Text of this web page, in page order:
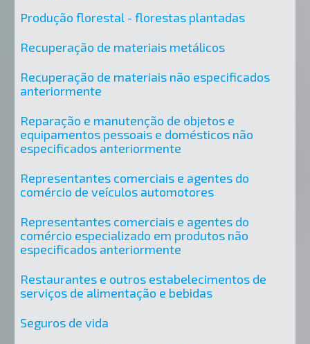
Produção florestal - florestas plantadas
Recuperação de materiais metálicos
Recuperação de materiais não especificados
anteriormente
Reparação e manutenção de objetos e
equipamentos pessoais e domésticos não
especificados anteriormente
Representantes comerciais e agentes do
comércio de veículos automotores
Representantes comerciais e agentes do
comércio especializado em produtos não
especificados anteriormente
Restaurantes e outros estabelecimentos de
serviços de alimentação e bebidas
Seguros de vida